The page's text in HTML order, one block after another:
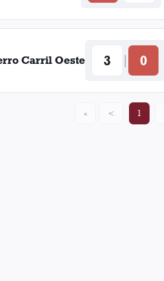
Carril Oeste 3 0
« < 1